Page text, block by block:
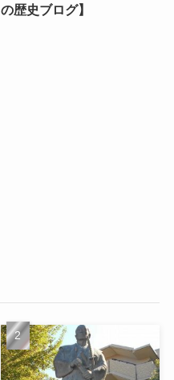
の歴史ブログ】